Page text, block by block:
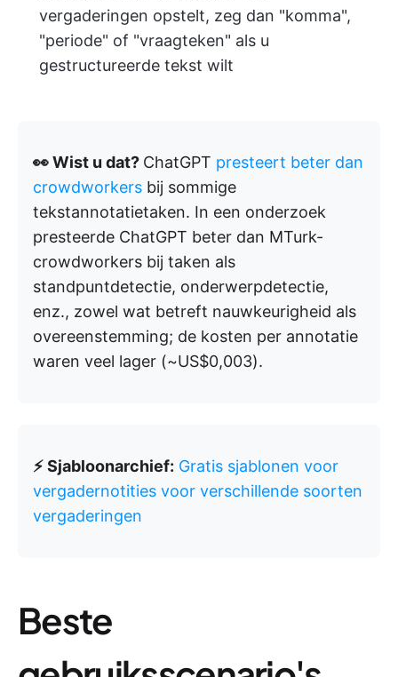
vergaderingen opstelt, zeg dan "komma",
"periode" of "vraagteken" als u
gestructureerde tekst wilt
👀 Wist u dat? ChatGPT presteert beter dan
crowdworkers bij sommige
tekstannotatietaken. In een onderzoek
presteerde ChatGPT beter dan MTurk-
crowdworkers bij taken als
standpuntdetectie, onderwerpdetectie,
enz., zowel wat betreft nauwkeurigheid als
overeenstemming; de kosten per annotatie
waren veel lager (~US$0,003).
⚡ Sjabloonarchief: Gratis sjablonen voor
vergadernotities voor verschillende soorten
vergaderingen
Beste